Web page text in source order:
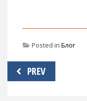
Posted in Блог
Навигация
по
PREV